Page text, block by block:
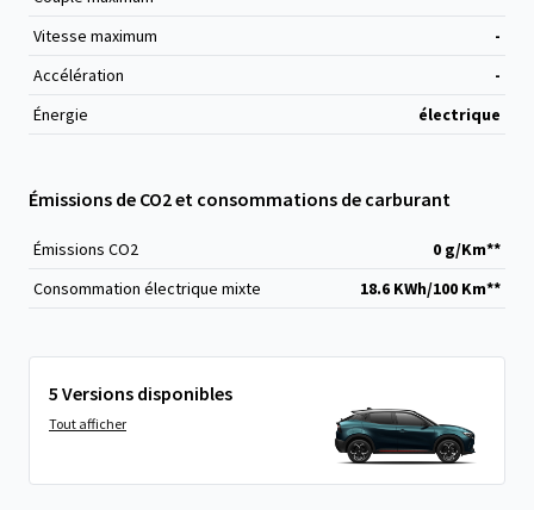
Vitesse maximum
-
Accélération
-
Énergie
électrique
Émissions de CO2 et consommations de carburant
Émissions CO2
0 g/Km**
Consommation électrique mixte
18.6 KWh/100 Km**
5 Versions disponibles
Tout afficher